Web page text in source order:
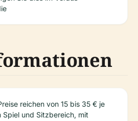
reichen von 15 bis 35 € je
Spiel und Sitzbereich, mit